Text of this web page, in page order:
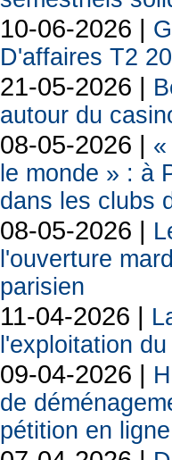
10-06-2026 |
D'affaires T2
21-05-2026 |
autour du
08-05-2026 |
le monde » : à
dans les clubs
08-05-2026 |
l'ouverture
parisien
11-04-2026 |
l'exploitation
09-04-2026 |
de
pétition en ligne